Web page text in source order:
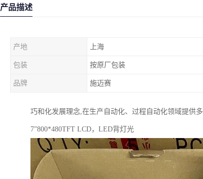
产品描述
产地 上海
包装 按原厂包装
品牌 施迈赛
巧和化发展理念,在生产自动化、过程自动化领域提供多
7”800*480TFT LCD，LED背灯光